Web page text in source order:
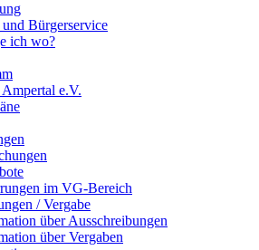
Bürgerservice
ich wo?
e.V.
im VG-Bereich
/ Vergabe
über Ausschreibungen
über Vergaben